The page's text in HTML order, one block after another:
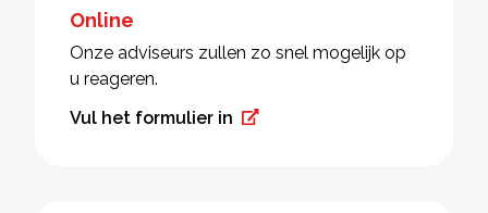
Online
Onze adviseurs zullen zo snel mogelijk op
u reageren.
Vul het formulier in